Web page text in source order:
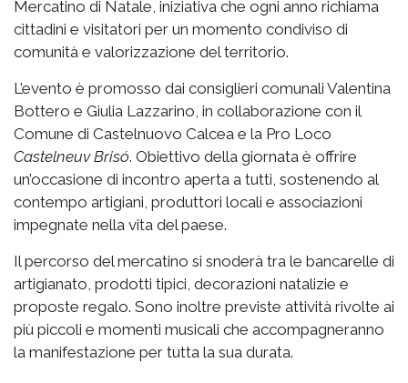
Mercatino di Natale, iniziativa che ogni anno richiama
cittadini e visitatori per un momento condiviso di
comunità e valorizzazione del territorio.
L’evento è promosso dai consiglieri comunali Valentina
Bottero e Giulia Lazzarino, in collaborazione con il
Comune di Castelnuovo Calcea e la Pro Loco
Castelneuv Brisó. Obiettivo della giornata è offrire
un’occasione di incontro aperta a tutti, sostenendo al
contempo artigiani, produttori locali e associazioni
impegnate nella vita del paese.
Il percorso del mercatino si snoderà tra le bancarelle di
artigianato, prodotti tipici, decorazioni natalizie e
proposte regalo. Sono inoltre previste attività rivolte ai
più piccoli e momenti musicali che accompagneranno
la manifestazione per tutta la sua durata.